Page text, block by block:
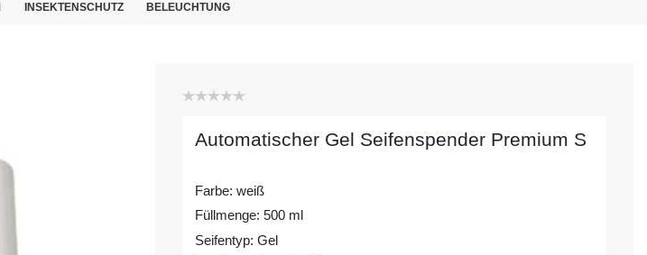
INSEKTENSCHUTZ BELEUCHTUNG
Automatischer Gel Seifenspender Premium S
Farbe: weiß
Füllmenge: 500 ml
Seifentyp: Gel